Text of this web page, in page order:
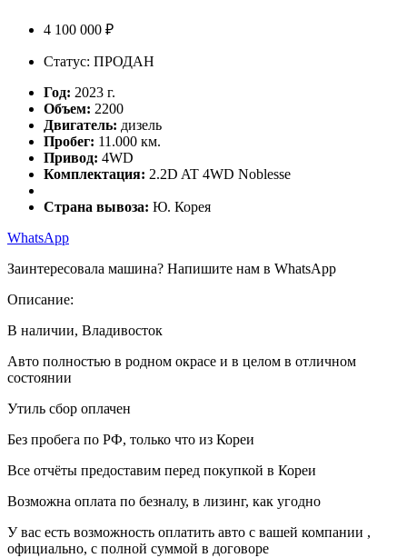
4 100 000 ₽
Статус: ПРОДАН
Год: 2023 г.
Объем: 2200
Двигатель: дизель
Пробег: 11.000 км.
Привод: 4WD
Комплектация: 2.2D AT 4WD Noblesse
Страна вывоза: Ю. Корея
WhatsApp
Заинтересовала машина? Напишите нам в WhatsApp
Описание:
В наличии, Владивосток
Авто полностью в родном окрасе и в целом в отличном
состоянии
Утиль сбор оплачен
Без пробега по РФ, только что из Кореи
Все отчёты предоставим перед покупкой в Кореи
Возможна оплата по безналу, в лизинг, как угодно
У вас есть возможность оплатить авто с вашей компании ,
официально, с полной суммой в договоре